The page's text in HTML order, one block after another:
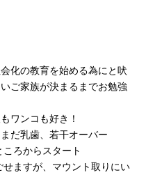
化の教育を始める為にと吠
ご家族が決まるまでお勉強
ワンコも好き！
だ乳歯、若干オーバー
ろからスタート
せますが、マウント取りにい